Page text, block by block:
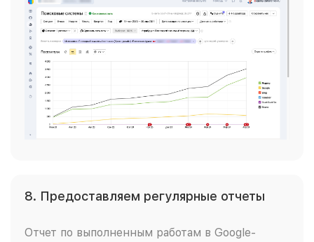
8. Предоставляем регулярные отчеты
Отчет по выполненным работам в Google-